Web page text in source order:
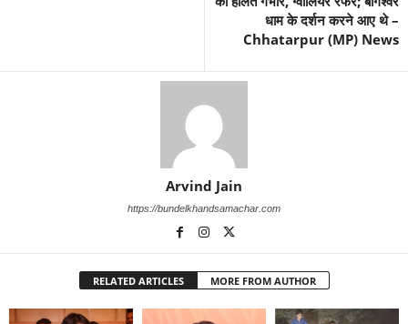
धाम के दर्शन करने आए थे –
Chhatarpur (MP) News
Arvind Jain
https://bundelkhandsamachar.com
RELATED ARTICLES MORE FROM AUTHOR